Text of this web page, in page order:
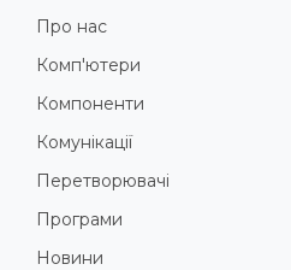
Про нас
Комп'ютери
Компоненти
Комунікації
Перетворювачі
Програми
Новини